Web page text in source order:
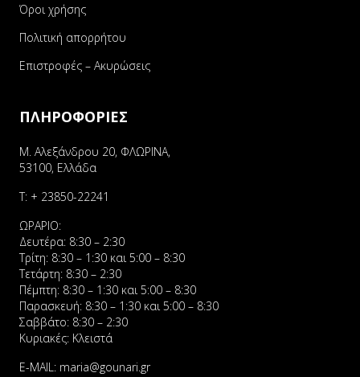
Όροι χρήσης
Πολιτική απορρήτου
Επιστροφές – Ακυρώσεις
ΠΛΗΡΟΦΟΡΙΕΣ
Μ. Αλεξάνδρου 20, ΦΛΩΡΙΝΑ,
53100, Ελλάδα
Τ: + 23850-22241
ΩΡΑΡΙΟ:
Δευτέρα: 8:30 – 2:30
Τρίτη: 8:30 – 1:30 και 5:00 – 8:30
Τετάρτη: 8:30 – 2:30
Πέμπτη: 8:30 – 1:30 και 5:00 – 8:30
Παρασκευή: 8:30 – 1:30 και 5:00 – 8:30
Σαββάτο: 8:30 – 2:30
Κυριακές: Κλειστά
E-MAIL: maria@gounari.gr